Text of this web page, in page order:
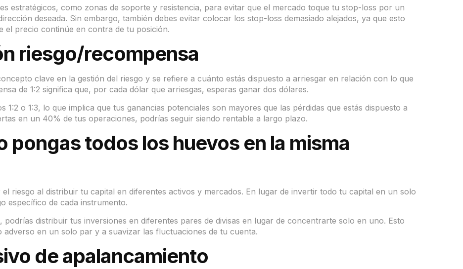
estratégicos, como zonas de soporte y resistencia, para evitar que el mercado toque tu stop-loss por un
deseada. Sin embargo, también debes evitar colocar los stop-loss demasiado alejados, ya que esto
el precio continúe en contra de tu posición.
riesgo/recompensa
clave en la gestión del riesgo y se refiere a cuánto estás dispuesto a arriesgar en relación con lo que
de 1:2 significa que, por cada dólar que arriesgas, esperas ganar dos dólares.
1:2 o 1:3, lo que implica que tus ganancias potenciales son mayores que las pérdidas que estás dispuesto a
en un 40% de tus operaciones, podrías seguir siendo rentable a largo plazo.
pongas todos los huevos en la misma
riesgo al distribuir tu capital en diferentes activos y mercados. En lugar de invertir todo tu capital en un solo
específico de cada instrumento.
distribuir tus inversiones en diferentes pares de divisas en lugar de concentrarte solo en uno. Esto
adverso en un solo par y a suavizar las fluctuaciones de tu cuenta.
de apalancamiento